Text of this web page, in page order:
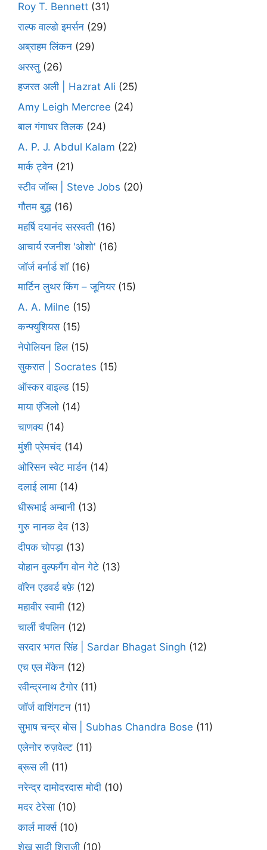
Roy T. Bennett (31)
राल्फ वाल्डो इमर्सन (29)
अब्राहम लिंकन (29)
अरस्तु (26)
हजरत अली | Hazrat Ali (25)
Amy Leigh Mercree (24)
बाल गंगाधर तिलक (24)
A. P. J. Abdul Kalam (22)
मार्क ट्वेन (21)
स्टीव जॉब्स | Steve Jobs (20)
गौतम बुद्ध (16)
महर्षि दयानंद सरस्वती (16)
आचार्य रजनीश 'ओशो' (16)
जॉर्ज बर्नार्ड शॉ(16)
मार्टिन लुथर किंग – जूनियर(15)
A. A. Milne (15)
कन्फ्युशियस(15)
नेपोलियन हिल(15)
सुकरात | Socrates (15)
ऑस्कर वाइल्ड(15)
माया एंजिलो (14)
चाणक्य(14)
मुंशी प्रेमचंद (14)
ओरिसन स्‍वेट मार्डन (14)
दलाई लामा (14)
धीरूभाई अम्बानी (13)
गुरु नानक देव(13)
दीपक चोपड़ा (13)
योहान वुल्फगैंग वोन गेटे (13)
वॉरेन एडवर्ड बफ़े(12)
महावीर स्वामी (12)
चार्ली चैपलिन (12)
सरदार भगत सिंह | Sardar Bhagat Singh (12)
एच एल मेंकेन (12)
रवीन्द्रनाथ टैगोर(11)
जॉर्ज वाशिंगटन (11)
सुभाष चन्द्र बोस | Subhas Chandra Bose (11)
एलेनोर रुज़वेल्ट (11)
ब्रूस ली (11)
नरेन्द्र दामोदरदास मोदी (10)
मदर टेरेसा (10)
कार्ल मार्क्स(10)
शेख सादी शिराज़ी (10)